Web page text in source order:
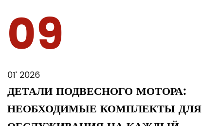
09
01’ 2026
ДЕТАЛИ ПОДВЕСНОГО МОТОРА:
НЕОБХОДИМЫЕ КОМПЛЕКТЫ ДЛЯ